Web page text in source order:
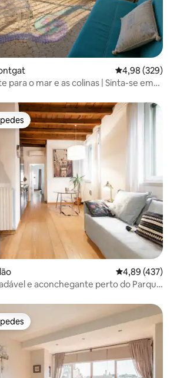
4,98 de uma
4,98 (329)
para o mar e as colinas | Sinta-se em
4,89 de uma
4,89 (437)
e aconchegante perto do Parque